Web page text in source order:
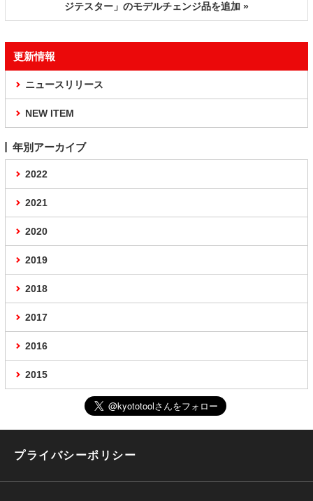
ジテスター」のモデルチェンジ品を追加 »
更新情報
ニュースリリース
NEW ITEM
年別アーカイブ
2022
2021
2020
2019
2018
2017
2016
2015
プライバシーポリシー